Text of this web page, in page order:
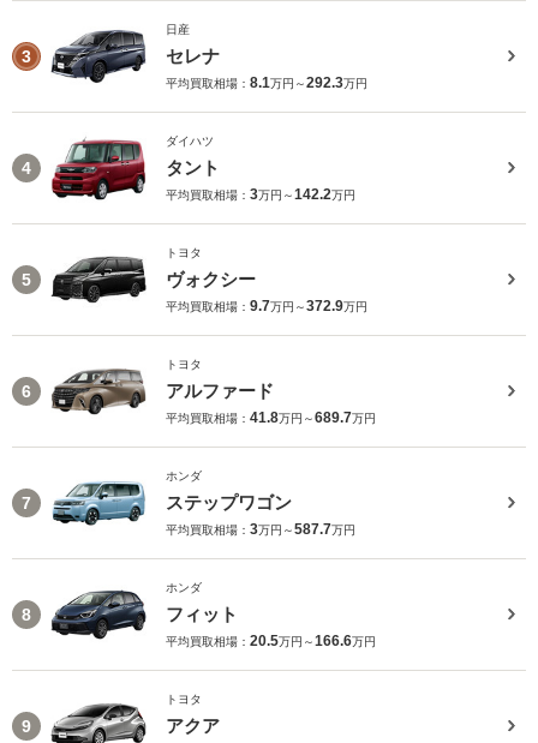
3
日産
セレナ
平均買取相場： 8.1万円～292.3万円
4
ダイハツ
タント
平均買取相場： 3万円～142.2万円
5
トヨタ
ヴォクシー
平均買取相場： 9.7万円～372.9万円
6
トヨタ
アルファード
平均買取相場： 41.8万円～689.7万円
7
ホンダ
ステップワゴン
平均買取相場： 3万円～587.7万円
8
ホンダ
フィット
平均買取相場： 20.5万円～166.6万円
9
トヨタ
アクア